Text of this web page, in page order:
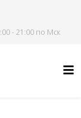
- 21:00 по Мск